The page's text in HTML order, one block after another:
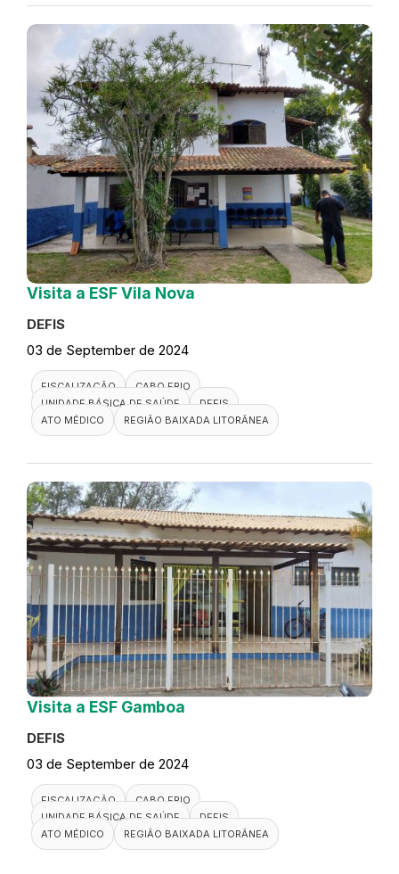
Visita a ESF Vila Nova
DEFIS
03 de September de 2024
FISCALIZAÇÃO
CABO FRIO
UNIDADE BÁSICA DE SAÚDE
DEFIS
ATO MÉDICO
REGIÃO BAIXADA LITORÂNEA
Visita a ESF Gamboa
DEFIS
03 de September de 2024
FISCALIZAÇÃO
CABO FRIO
UNIDADE BÁSICA DE SAÚDE
DEFIS
ATO MÉDICO
REGIÃO BAIXADA LITORÂNEA